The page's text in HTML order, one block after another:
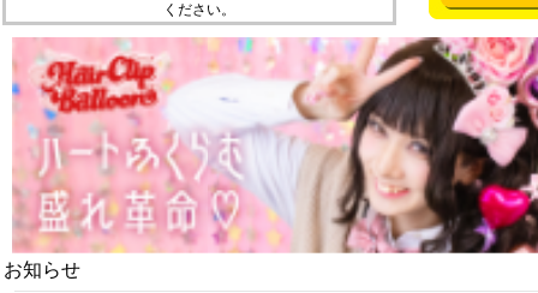
ください。
お知らせ